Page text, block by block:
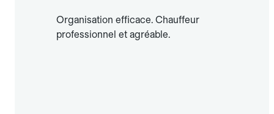
Organisation efficace. Chauffeur
professionnel et agréable.